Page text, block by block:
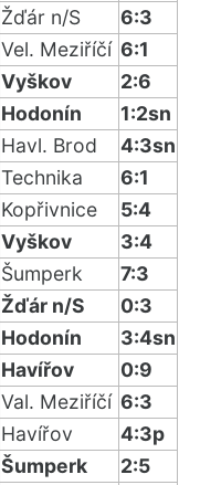
Žďár n/S
6:3
Vel. Meziříčí 6:1
Vyškov
2:6
Hodonín
1:2sn
Havl. Brod
4:3sn
Technika
6:1
Kopřivnice
5:4
Vyškov
3:4
Šumperk
7:3
Žďár n/S
0:3
Hodonín
3:4sn
Havířov
0:9
Val. Meziříčí 6:3
Havířov
4:3p
Šumperk
2:5